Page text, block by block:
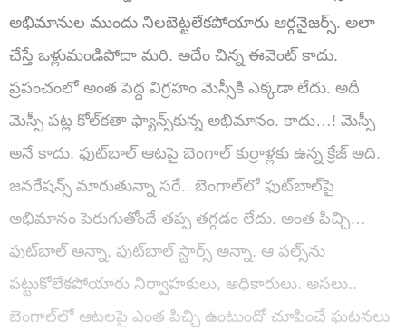
అభిమానుల ముందు నిలబెట్టలేకపోయారు ఆర్గనైజర్స్. అలా
చేస్తే ఒళ్లుమండిపోదా మరి. అదేం చిన్న ఈవెంట్ కాదు.
ప్రపంచంలో అంత పెద్ద విగ్రహం మెస్సీకి ఎక్కడా లేదు. అదీ
మెస్సీ పట్ల కోల్‌కతా ఫ్యాన్స్‌కున్న అభిమానం. కాదు…! మెస్సీ
అనే కాదు. ఫుట్‌బాల్‌ ఆటపై బెంగాల్ కుర్రాళ్లకు ఉన్న క్రేజ్ అది.
జనరేషన్స్ మారుతున్నా సరే.. బెంగాల్‌లో ఫుట్‌బాల్‌పై
అభిమానం పెరుగుతోందే తప్ప తగ్గడం లేదు. అంత పిచ్చి…
ఫుట్‌బాల్‌ అన్నా, ఫుట్‌బాల్ స్టార్స్ అన్నా. ఆ పల్స్‌ను
పట్టుకోలేకపోయారు నిర్వాహకులు, అధికారులు. అసలు..
బెంగాల్‌లో ఆటలపై ఎంత పిచ్చి ఉంటుందో చూపించే ఘటనలు